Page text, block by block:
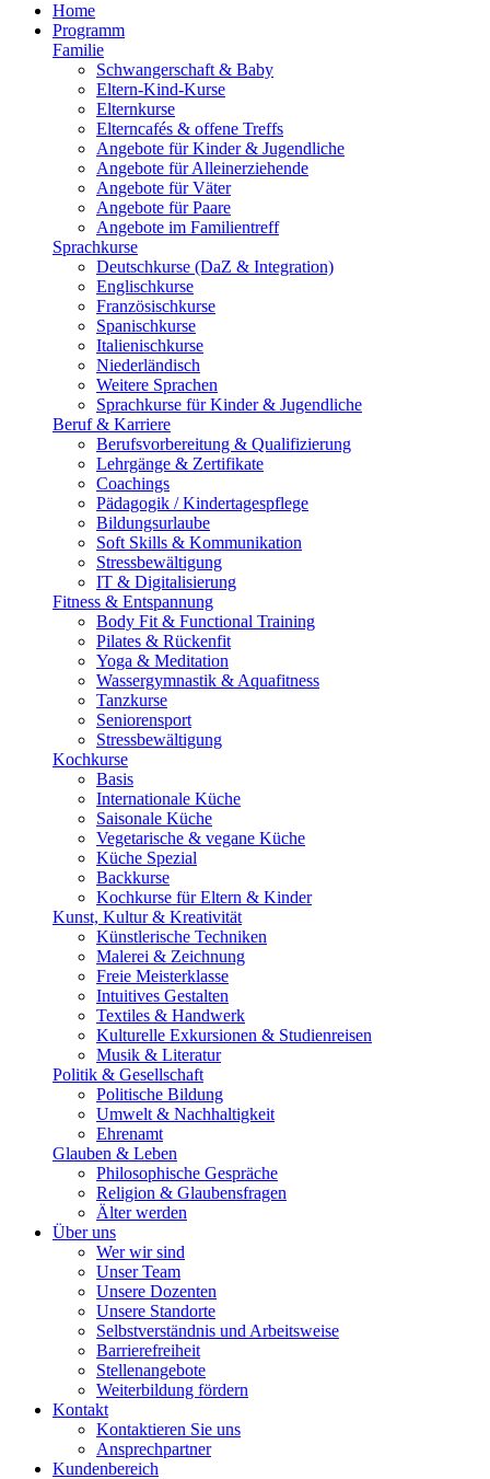
Home
Programm
Familie
Schwangerschaft & Baby
Eltern-Kind-Kurse
Elternkurse
Elterncafés & offene Treffs
Angebote für Kinder & Jugendliche
Angebote für Alleinerziehende
Angebote für Väter
Angebote für Paare
Angebote im Familientreff
Sprachkurse
Deutschkurse (DaZ & Integration)
Englischkurse
Französischkurse
Spanischkurse
Italienischkurse
Niederländisch
Weitere Sprachen
Sprachkurse für Kinder & Jugendliche
Beruf & Karriere
Berufsvorbereitung & Qualifizierung
Lehrgänge & Zertifikate
Coachings
Pädagogik / Kindertagespflege
Bildungsurlaube
Soft Skills & Kommunikation
Stressbewältigung
IT & Digitalisierung
Fitness & Entspannung
Body Fit & Functional Training
Pilates & Rückenfit
Yoga & Meditation
Wassergymnastik & Aquafitness
Tanzkurse
Seniorensport
Stressbewältigung
Kochkurse
Basis
Internationale Küche
Saisonale Küche
Vegetarische & vegane Küche
Küche Spezial
Backkurse
Kochkurse für Eltern & Kinder
Kunst, Kultur & Kreativität
Künstlerische Techniken
Malerei & Zeichnung
Freie Meisterklasse
Intuitives Gestalten
Textiles & Handwerk
Kulturelle Exkursionen & Studienreisen
Musik & Literatur
Politik & Gesellschaft
Politische Bildung
Umwelt & Nachhaltigkeit
Ehrenamt
Glauben & Leben
Philosophische Gespräche
Religion & Glaubensfragen
Älter werden
Über uns
Wer wir sind
Unser Team
Unsere Dozenten
Unsere Standorte
Selbstverständnis und Arbeitsweise
Barrierefreiheit
Stellenangebote
Weiterbildung fördern
Kontakt
Kontaktieren Sie uns
Ansprechpartner
Kundenbereich